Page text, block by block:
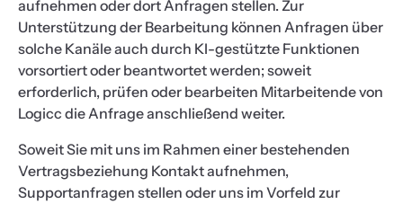
aufnehmen oder dort Anfragen stellen. Zur
Unterstützung der Bearbeitung können Anfragen über
solche Kanäle auch durch KI-gestützte Funktionen
vorsortiert oder beantwortet werden; soweit
erforderlich, prüfen oder bearbeiten Mitarbeitende von
Logicc die Anfrage anschließend weiter.
Soweit Sie mit uns im Rahmen einer bestehenden
Vertragsbeziehung Kontakt aufnehmen,
Supportanfragen stellen oder uns im Vorfeld zur